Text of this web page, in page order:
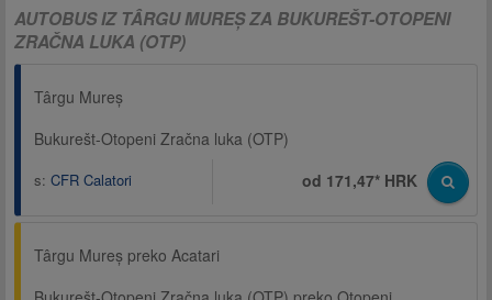
AUTOBUS IZ TÂRGU MUREȘ ZA BUKUREŠT-OTOPENI
ZRAČNA LUKA (OTP)
Târgu Mureș
Bukurešt-Otopeni Zračna luka (OTP)
s: CFR Calatori od 171,47* HRK
Târgu Mureș preko Acatari